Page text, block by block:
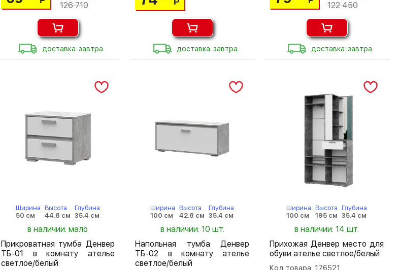
126 710
доставка: завтра доставка: завтра
122 450
доставка: завтра
Ширина
50 см
Высота
44.8 см
Глубина
35.4 см
в наличии: мало
Прикроватная тумба Денвер
ТБ-01 в комнату ателье
светлое/белый
Ширина
100 см
Высота
42.8 см
Глубина
35.4 см
в наличии: 10 шт.
Напольная тумба Денвер
ТБ-02 в комнату ателье
светлое/белый
Ширина
100 см
Высота
195 см
Глубина
35.4 см
в наличии: 14 шт.
Прихожая Денвер место для
обуви ателье светлое/белый
Код товара: 176521